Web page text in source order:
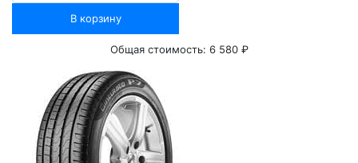
В корзину
Общая стоимость: 6 580 ₽